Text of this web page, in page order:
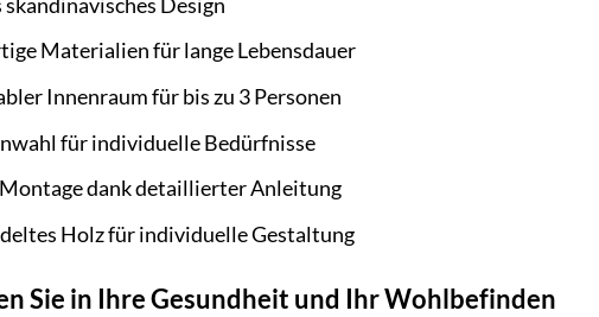
Design
Materialien für lange Lebensdauer
Innenraum für bis zu 3 Personen
für individuelle Bedürfnisse
dank detaillierter Anleitung
Holz für individuelle Gestaltung
Sie in Ihre Gesundheit und Ihr Wohlbefinden